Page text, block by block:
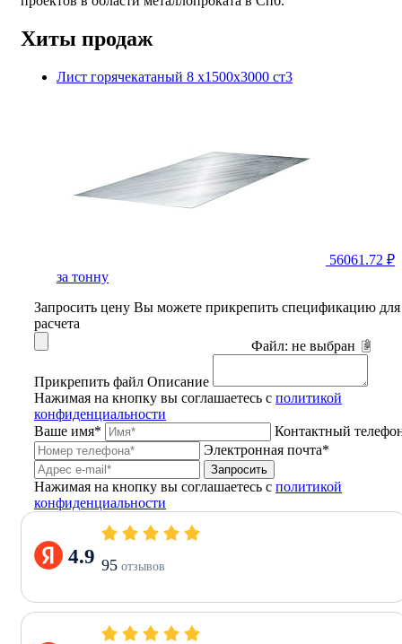
Хиты продаж
Лист горячекатаный 8 х1500х3000 ст3
56061.72 ₽
за тонну
Запросить цену Вы можете прикрепить спецификацию для
расчета
Файл: не выбран
Прикрепить файл Описание
Нажимая на кнопку вы соглашаетесь с политикой
конфиденциальности
Ваше имя*
Контактный
Электронная почта*
Запросить
Нажимая на кнопку вы соглашаетесь с политикой
конфиденциальности
4.9 95 отзывов